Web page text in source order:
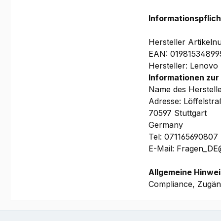
3 Jahre Depot/
Akku
0.5t CO2-
ISV-
Das ThinkPad P1
rendern und
Bilder und
WorkStation
Ihrem Lenovo
Hersteller
EAN:
Hersteller: Lenovo
Informationen
Name des
Adresse:
70597 Stuttgart
Germany
Tel: 071165690807
E-Mail:
Allgemeine
Compliance,